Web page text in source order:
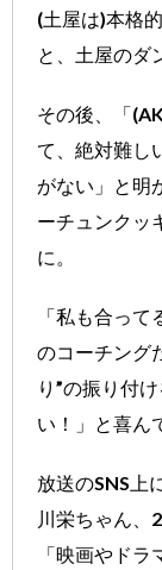
(土屋は)本格
と、土屋のダ
その後、「
て、絶対難し
がない」と明
ーチュンクッ
に。
「私も合っ
のコーチング
り”の振り付
い！」と喜ん
放送のSNS上
川栄ちゃん、
「映画やド